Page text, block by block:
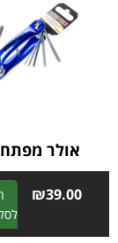
אולר
₪39.00